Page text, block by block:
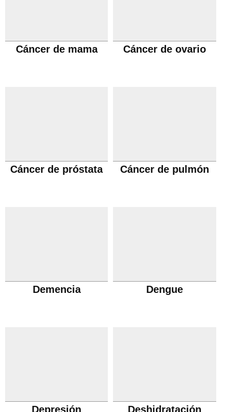
Cáncer de mama Cáncer de ovario
Cáncer de próstata Cáncer de pulmón
Demencia Dengue
Depresión Deshidratación